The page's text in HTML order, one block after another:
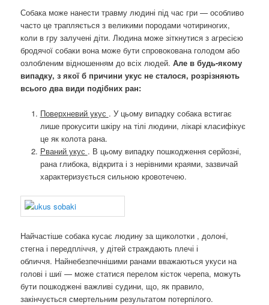
Собака може нанести травму людині під час гри — особливо
часто це трапляється з великими породами чотириногих,
коли в гру залучені діти. Людина може зіткнутися з агресією
бродячої собаки вона може бути спровокована голодом або
озлобленим відношенням до всіх людей.Але в будь-якому
випадку, з якої б причини укус не сталося, розрізняють
всього два види подібних ран:
Поверхневий укус . У цьому випадку собака встигає
лише прокусити шкіру на тілі людини, лікарі класифікує
це як колота рана.
Рваний укус . В цьому випадку пошкодження серйозні,
рана глибока, відкрита і з нерівними краями, зазвичай
характеризується сильною кровотечею.
Найчастіше собака кусає людину за щиколотки , долоні,
стегна і передпліччя, у дітей страждають плечі і
обличчя. Найнебезпечнішими ранами вважаються укуси на
голові і шиї — може статися перелом кісток черепа, можуть
бути пошкоджені важливі судини, що, як правило,
закінчується смертельним результатом потерпілого.